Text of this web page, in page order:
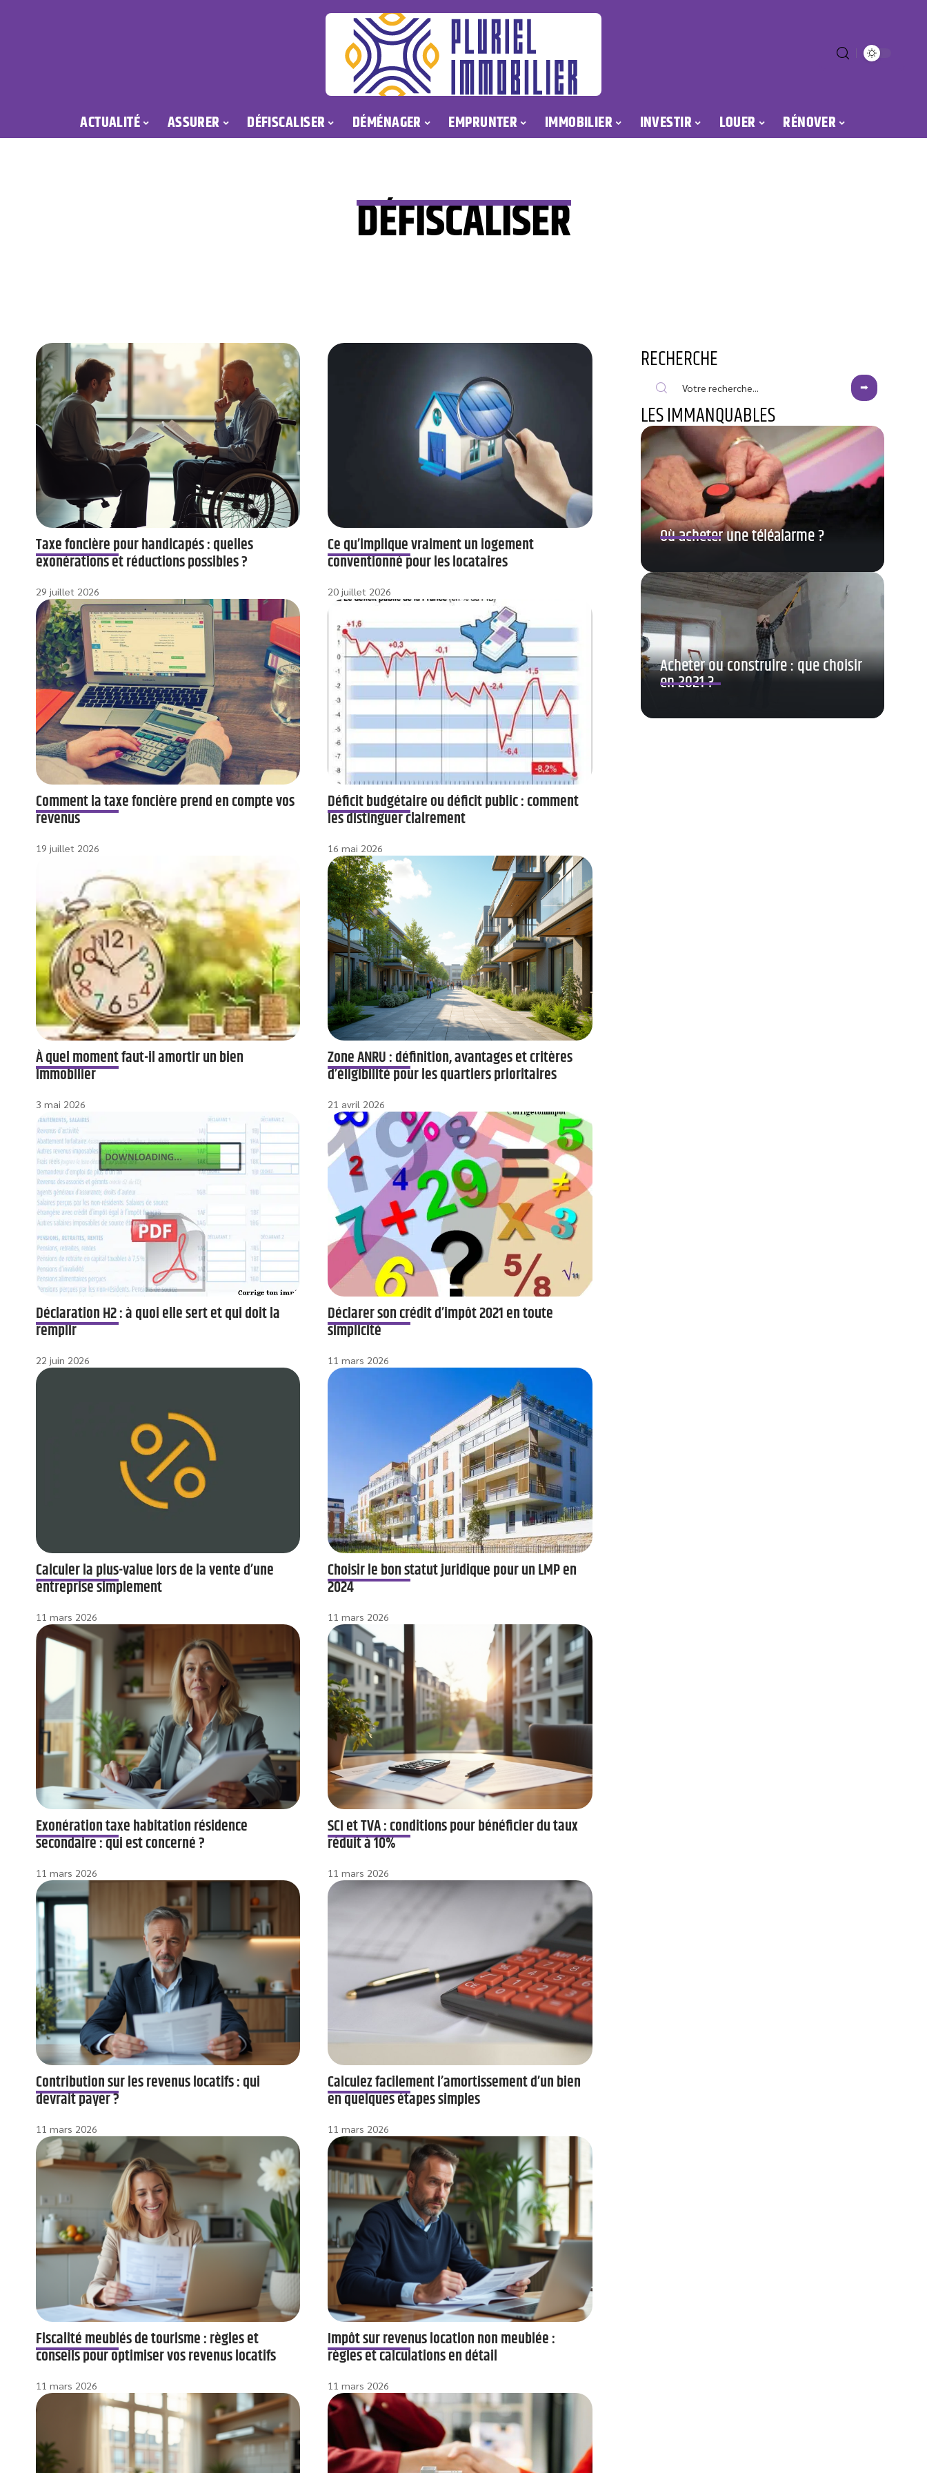
ACTUALITÉ ASSURER DÉFISCALISER DÉMÉNAGER EMPRUNTER IMMOBILIER INVESTIR LOUER RÉNOVER
DÉFISCALISER
Taxe foncière pour handicapés : quelles
exonérations et réductions possibles ?
29 juillet 2026
Ce qu’implique vraiment un logement
conventionné pour les locataires
20 juillet 2026
Comment la taxe foncière prend en compte vos
revenus
19 juillet 2026
Déficit budgétaire ou déficit public : comment
les distinguer clairement
16 mai 2026
À quel moment faut-il amortir un bien
immobilier
3 mai 2026
Zone ANRU : définition, avantages et critères
d’éligibilité pour les quartiers prioritaires
21 avril 2026
Déclaration H2 : à quoi elle sert et qui doit la
remplir
22 juin 2026
Déclarer son crédit d’impôt 2021 en toute
simplicité
11 mars 2026
Calculer la plus-value lors de la vente d’une
entreprise simplement
11 mars 2026
Choisir le bon statut juridique pour un LMP en
2024
11 mars 2026
Exonération taxe habitation résidence
secondaire : qui est concerné ?
11 mars 2026
SCI et TVA : conditions pour bénéficier du taux
réduit à 10%
11 mars 2026
Contribution sur les revenus locatifs : qui
devrait payer ?
11 mars 2026
Calculez facilement l’amortissement d’un bien
en quelques étapes simples
11 mars 2026
Fiscalité meublés de tourisme : règles et
conseils pour optimiser vos revenus locatifs
11 mars 2026
Impôt sur revenus location non meublée :
règles et calculations en détail
11 mars 2026
RECHERCHE
LES IMMANQUABLES
Où acheter une téléalarme ?
Acheter ou construire : que choisir
en 2021 ?